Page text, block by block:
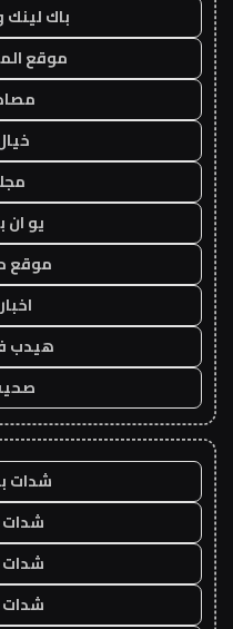
باك
موقع
يو ان
موقع
اخبار 24 ساعة
هيدب
شدات
شدات
شدات
شدات